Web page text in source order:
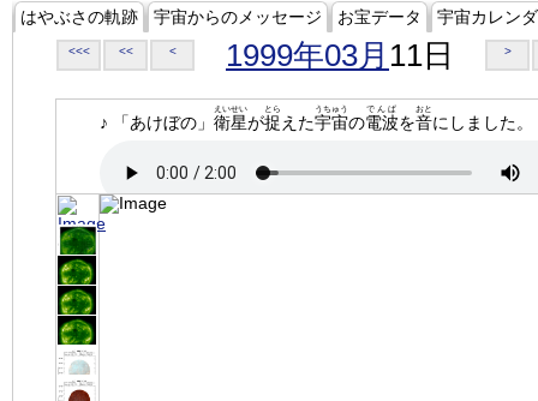
はやぶさの軌跡 宇宙からのメッセージ お宝データ 宇宙カレン
<<< << < 1999年03月 11日 >
♪ 「あけぼの」 衛星
えいせい
が捉
とら
えた宇宙
うちゅう
の電波
でんぱ
を音
おと
にしました。